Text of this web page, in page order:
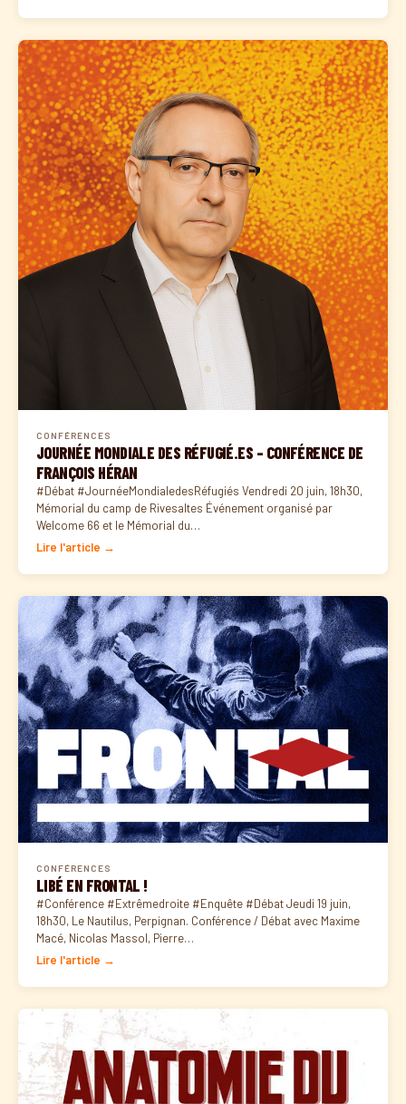
CONFÉRENCES
JOURNÉE MONDIALE DES RÉFUGIÉ.ES – CONFÉRENCE DE
FRANÇOIS HÉRAN
#Débat #JournéeMondialedesRéfugiés Vendredi 20 juin, 18h30,
Mémorial du camp de Rivesaltes Événement organisé par
Welcome 66 et le Mémorial du…
Lire l'article →
CONFÉRENCES
LIBÉ EN FRONTAL !
#Conférence #Extrêmedroite #Enquête #Débat Jeudi 19 juin,
18h30, Le Nautilus, Perpignan. Conférence / Débat avec Maxime
Macé, Nicolas Massol, Pierre…
Lire l'article →